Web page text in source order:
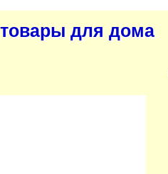
для дома